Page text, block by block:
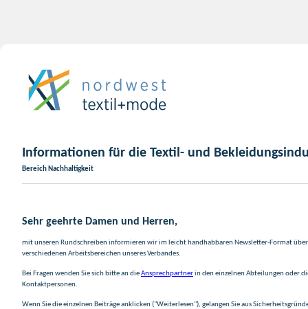
Informationen für die Textil- und
Bereich Nachhaltigkeit
Sehr geehrte Damen und Herren,
mit unseren Rundschreiben informieren wir im leicht handhabbaren Newsletter-Format über
verschiedenen Arbeitsbereichen unseres Verbandes.
Bei Fragen wenden Sie sich bitte an dieAnsprechpartnerin den einzelnen Abteilungen oder
Kontaktpersonen.
Wenn Sie die einzelnen Beiträge anklicken ("Weiterlesen"), gelangen Sie aus